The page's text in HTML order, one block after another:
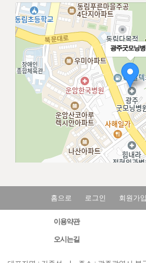
광주굿모닝
홈으로 로그인 회원가입
이용약관
오시는길